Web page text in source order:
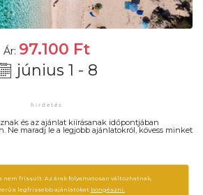
Ár: 97.100 Ft
június 1 - 8
és az ajánlat kiírásanak időpontjában
Ne maradj le a legjobb ajánlatokról, kövess minket
nem frissült. Az árak folyamatosan változhatnak,
a legfrissebb ajánlatokat böngészni.